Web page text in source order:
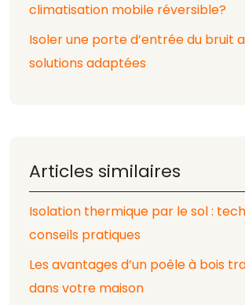
climatisation mobile réversible?
Isoler une porte d’entrée du bruit
solutions adaptées
Articles similaires
Isolation thermique par le sol :
conseils pratiques
Les avantages d’un poêle à bois
dans votre maison